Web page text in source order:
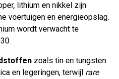
lithium en nikkel zijn
voertuigen en energieopslag.
wordt verwacht te
zoals tin en tungsten
en legeringen, terwijl rare